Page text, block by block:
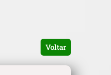
Voltar